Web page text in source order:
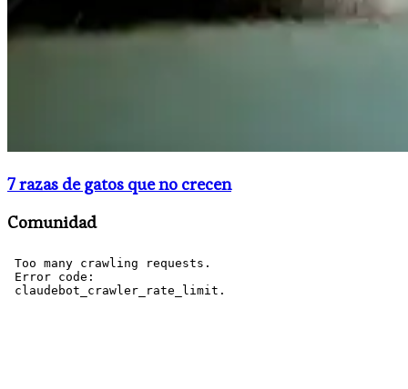
7 razas de gatos que no crecen
Comunidad